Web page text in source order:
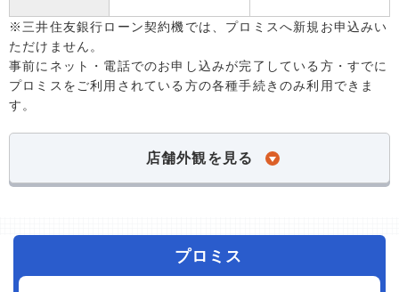
※三井住友銀行ローン契約機では、プロミスへ新規お申込みい
ただけません。
事前にネット・電話でのお申し込みが完了している方・すでに
プロミスをご利用されている方の各種手続きのみ利用できま
す。
店舗外観を見る
プロミス